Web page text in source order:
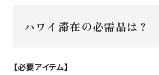
ハワイ滞在の必需品は？
【必要アイテム】